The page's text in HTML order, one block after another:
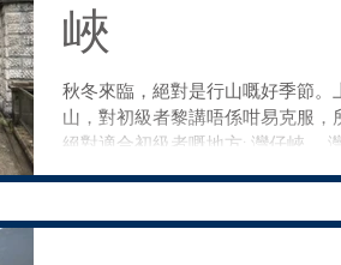
峽
秋冬來臨，絕對是行山嘅好季節。
山，對初級者黎講唔係咁易克服，
絕對適合初級者嘅地方: 灣仔峽。
近，去目的地有以下兩個方法: 搭新